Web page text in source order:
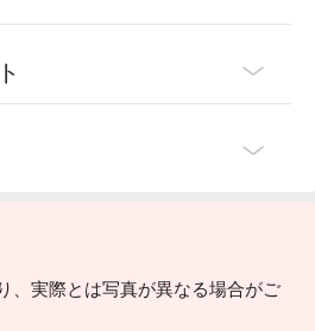
、実際とは写真が異なる場合がご